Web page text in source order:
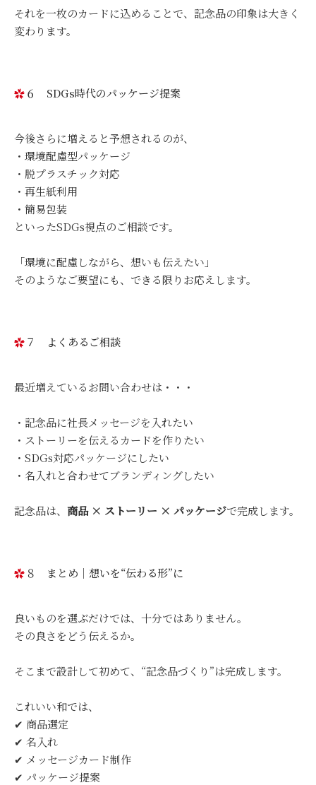
それを一枚のカードに込めることで、記念品の印象は大きく
変わります。
６ SDGs時代のパッケージ提案
今後さらに増えると予想されるのが、
・環境配慮型パッケージ
・脱プラスチック対応
・再生紙利用
・簡易包装
といったSDGs視点のご相談です。
「環境に配慮しながら、想いも伝えたい」
そのようなご要望にも、できる限りお応えします。
７ よくあるご相談
最近増えているお問い合わせは・・・
・記念品に社長メッセージを入れたい
・ストーリーを伝えるカードを作りたい
・SDGs対応パッケージにしたい
・名入れと合わせてブランディングしたい
記念品は、 商品 × ストーリー × パッケージで完成します。
８ まとめ｜想いを“伝わる形”に
良いものを選ぶだけでは、十分ではありません。
その良さをどう伝えるか。
そこまで設計して初めて、“記念品づくり”は完成します。
これいい和では、
✔ 商品選定
✔ 名入れ
✔ メッセージカード制作
✔ パッケージ提案